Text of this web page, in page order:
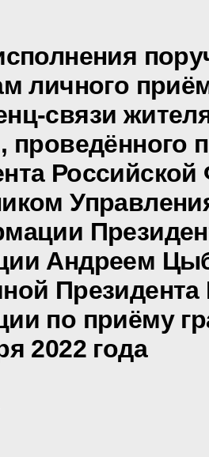
личного
связи
проведённого
Андреем
Президента
по приёму
2022 года